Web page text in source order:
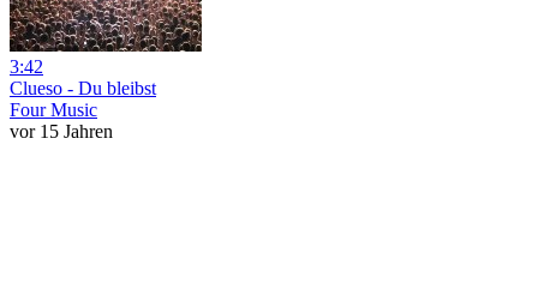
3:42
Clueso - Du bleibst
Four Music
vor 15 Jahren